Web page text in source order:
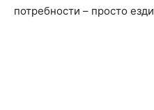
потребности – просто